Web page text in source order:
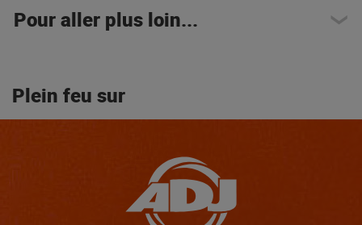
Pour aller plus loin...
Plein feu sur